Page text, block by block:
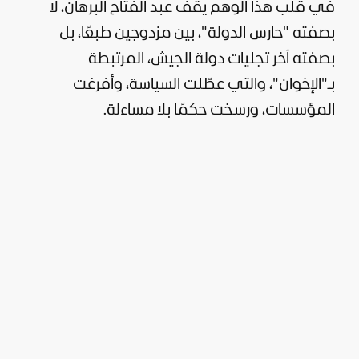
في قلب هذا الوهم يقف عبد الفتاح البرهان، لا
بصفته "حارس الدولة"، بين مزدوجين طبعًا، بل
بصفته آخر تجليات دولة الجيش، المرتبطة
بـ"الإخوان"، والتي عطّلت السياسة، وأفرغت
المؤسسات، ورسخت حكمًا بلا مساءلة.